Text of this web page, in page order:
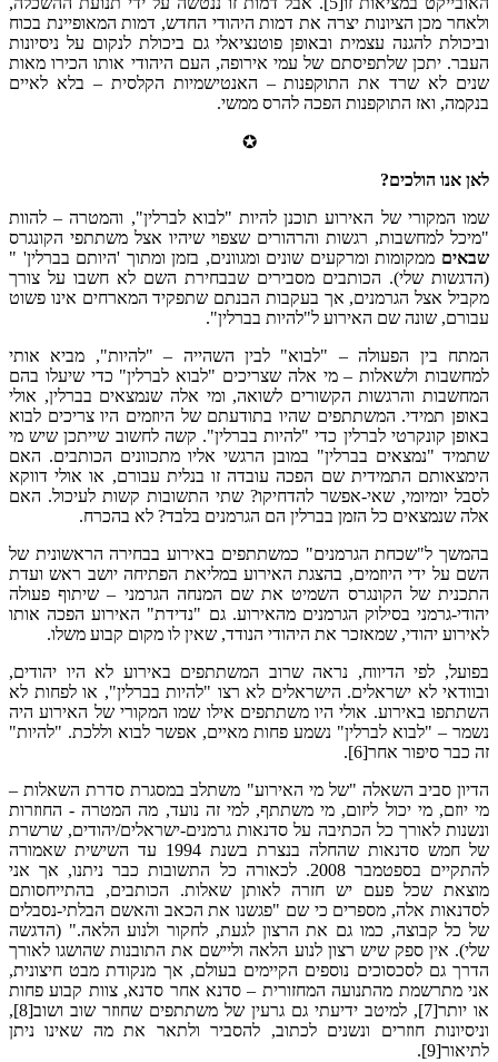
ולאחר מכן הציונות יצרה את דמות היהודי החדש, דמות המאופיינת בכוח
וביכולת להגנה עצמית ובאופן פוטנציאלי גם ביכולת לנקום על ניסיונות
העבר. יתכן שלתפיסתם של עמי אירופה, העם היהודי אותו הכירו מאות
שנים לא שרד את התוקפנות – האנטישמיות הקלסית – בלא לאיים
בנקמה, ואז התוקפנות הפכה להרס ממשי.
✪
לאן אנו הולכים?
שמו המקורי של האירוע תוכנן להיות "לבוא לברלין", והמטרה – להוות
"מיכל למחשבות, רגשות והרהורים שצפוי שיהיו אצל משתתפי הקונגרס
שבאים ממקומות ומרקעים שונים ומגוונים, בזמן ומתוך 'היותם בברלין' "
(הדגשות שלי). הכותבים מסבירים שבבחירת השם לא חשבו על צורך
מקביל אצל הגרמנים, אך בעקבות הבנתם שתפקיד המארחים אינו פשוט
עבורם, שונה שם האירוע ל"להיות בברלין".
המתח בין הפעולה – "לבוא" לבין השהייה – "להיות", מביא אותי
למחשבות ולשאלות – מי אלה שצריכים "לבוא לברלין" כדי שיעלו בהם
המחשבות והרגשות הקשורים לשואה, ומי אלה שנמצאים בברלין, אולי
באופן תמידי. המשתתפים שהיו בתודעתם של היוזמים היו צריכים לבוא
באופן קונקרטי לברלין כדי "להיות בברלין". קשה לחשוב שייתכן שיש מי
שתמיד "נמצאים בברלין" במובן הרגשי אליו מתכוונים הכותבים. האם
הימצאותם התמידית שם הפכה עובדה זו בנלית עבורם, או אולי דווקא
לסבל יומיומי, שאי-אפשר להדחיקו? שתי התשובות קשות לעיכול. האם
אלה שנמצאים כל הזמן בברלין הם הגרמנים בלבד? לא בהכרח.
בהמשך ל"שכחת הגרמנים" כמשתתפים באירוע בבחירה הראשונית של
השם על ידי היוזמים, בהצגת האירוע במליאת הפתיחה יושב ראש ועדת
התכנית של הקונגרס השמיט את שם המנחה הגרמני – שיתוף פעולה
יהודי-גרמני בסילוק הגרמנים מהאירוע. גם "נדידת" האירוע הפכה אותו
לאירוע יהודי, שמאזכר את היהודי הנודד, שאין לו מקום קבוע משלו.
בפועל, לפי הדיווח, נראה שרוב המשתתפים באירוע לא היו יהודים,
ובוודאי לא ישראלים. הישראלים לא רצו "להיות בברלין", או לפחות לא
השתתפו באירוע. אולי היו משתתפים אילו שמו המקורי של האירוע היה
נשמר – "לבוא לברלין" נשמע פחות מאיים, אפשר לבוא וללכת. "להיות"
זה כבר סיפור אחר[6].
הדיון סביב השאלה "של מי האירוע" משתלב במסגרת סדרת השאלות –
מי יוזם, מי יכול ליזום, מי משתתף, למי זה נועד, מה המטרה ­- החוזרות
ונשנות לאורך כל הכתיבה על סדנאות גרמנים-ישראלים/יהודים, שרשרת
של חמש סדנאות שהחלה בנצרת בשנת 1994 עד השישית שאמורה
להתקיים בספטמבר 2008. לכאורה כל התשובות כבר ניתנו, אך אני
מוצאת שכל פעם יש חזרה לאותן שאלות. הכותבים, בהתייחסותם
לסדנאות אלה, מספרים כי שם "פגשנו את הכאב והאשם הבלתי-נסבלים
של כל קבוצה, כמו גם את הרצון לגעת, לחקור ולנוע הלאה." (הדגשה
שלי). אין ספק שיש רצון לנוע הלאה וליישם את התובנות שהושגו לאורך
הדרך גם לסכסוכים נוספים הקיימים בעולם, אך מנקודת מבט חיצונית,
אני מתרשמת מהתנועה המחזורית – סדנא אחר סדנא, צוות קבוע פחות
או יותר[7], למיטב ידיעתי גם גרעין של משתתפים שחוזר שוב ושוב[8],
וניסיונות חוזרים ונשנים לכתוב, להסביר ולתאר את מה שאינו ניתן
לתיאור[9].